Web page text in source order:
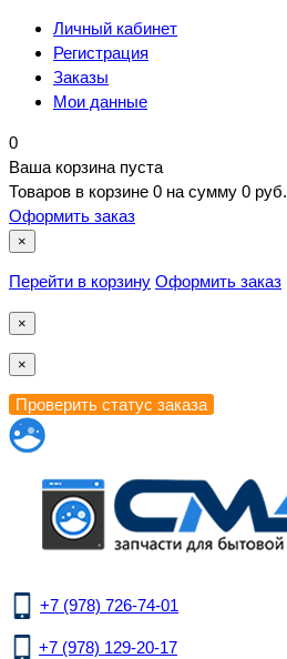
Личный кабинет
Регистрация
Заказы
Мои данные
0
Ваша корзина пуста
Товаров в корзине 0 на сумму 0 руб.
Оформить заказ
×
Перейти в корзину Оформить заказ
×
×
+7 (978) 726-74-01
+7 (978) 129-20-17